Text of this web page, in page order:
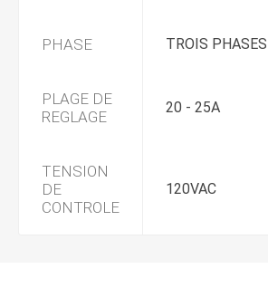
PHASE TROIS PHASES
PLAGE DE
REGLAGE
20 - 25A
TENSION
DE
CONTROLE
120VAC